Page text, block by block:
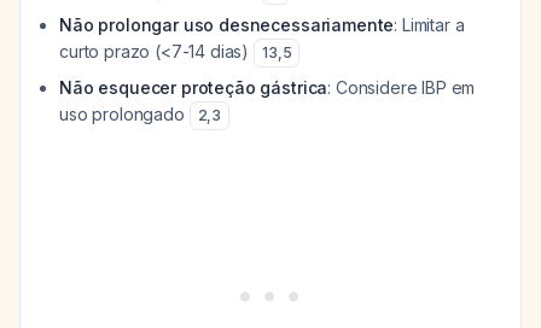
Não prolongar uso desnecessariamente: Limitar a
curto prazo (<7-14 dias)
13,5
Não esquecer proteção gástrica: Considere IBP em
uso prolongado
2,3